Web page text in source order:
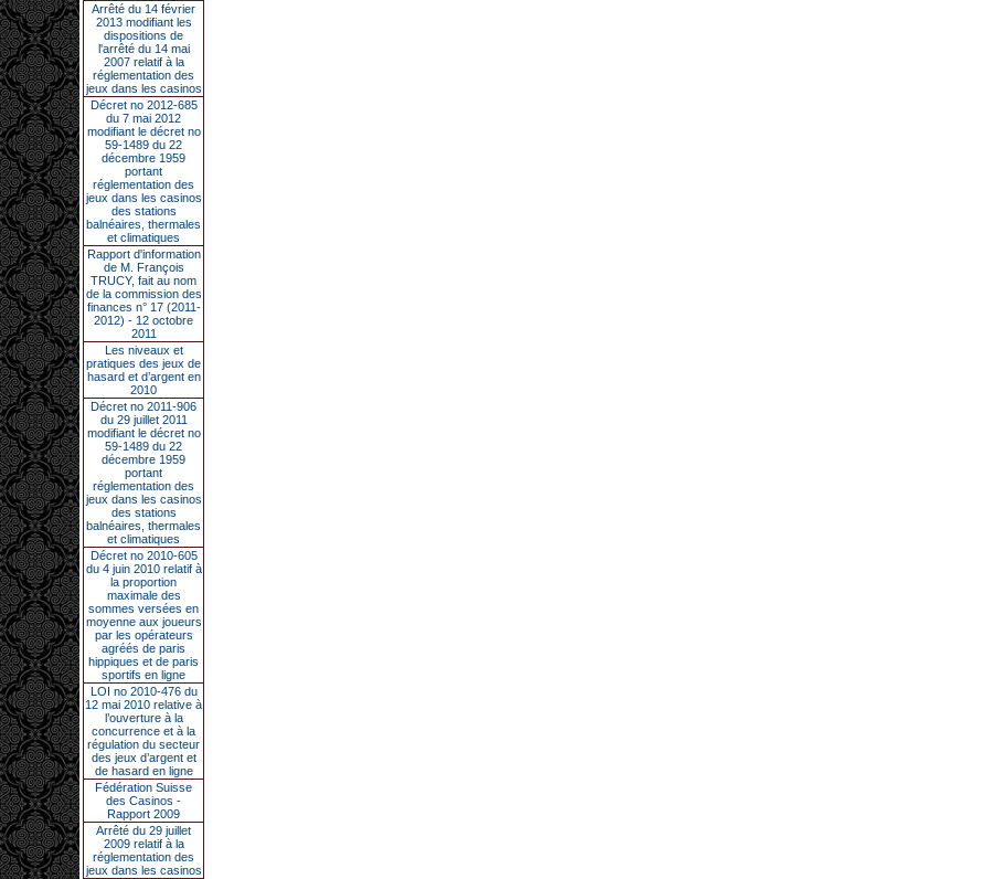
Arrêté du 14 février
2013 modifiant les
dispositions de
l'arrêté du 14 mai
2007 relatif à la
réglementation des
jeux dans les casinos
Décret no 2012-685
du 7 mai 2012
modifiant le décret no
59-1489 du 22
décembre 1959
portant
réglementation des
jeux dans les casinos
des stations
balnéaires, thermales
et climatiques
Rapport d'information
de M. François
TRUCY, fait au nom
de la commission des
finances n° 17 (2011-
2012) - 12 octobre
2011
Les niveaux et
pratiques des jeux de
hasard et d’argent en
2010
Décret no 2011-906
du 29 juillet 2011
modifiant le décret no
59-1489 du 22
décembre 1959
portant
réglementation des
jeux dans les casinos
des stations
balnéaires, thermales
et climatiques
Décret no 2010-605
du 4 juin 2010 relatif à
la proportion
maximale des
sommes versées en
moyenne aux joueurs
par les opérateurs
agréés de paris
hippiques et de paris
sportifs en ligne
LOI no 2010-476 du
12 mai 2010 relative à
l’ouverture à la
concurrence et à la
régulation du secteur
des jeux d’argent et
de hasard en ligne
Fédération Suisse
des Casinos -
Rapport 2009
Arrêté du 29 juillet
2009 relatif à la
réglementation des
jeux dans les casinos